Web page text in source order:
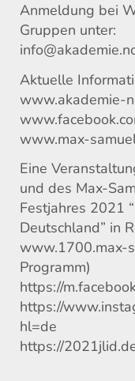
Anmeldung bei
Gruppen unter:
Aktuelle
www.akademie-
www.max-
Eine
und des Max-
Festjahres 2021
Deutschland” in
www.1700.max-
Programm)
https://
https://
hl=de
https://